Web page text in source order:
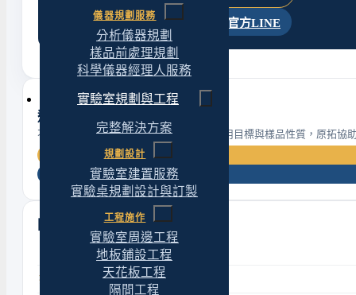
儀器規劃服務
分析儀器規劃
樣品前處理規劃
科學儀器經理人服務
實驗室規劃與工程
完整解決方案
規劃設計
實驗室建置服務
實驗桌規劃設計與訂製
工程施作
實驗室周邊工程
地板鋪設工程
天花板工程
隔間工程
電話 Email 官方LINE
選購諮詢
不確定哪個型號或規格符合需求？提供應用目標與樣品性質，原拓協
隔膜式抽水真空幫浦
無油式空壓機